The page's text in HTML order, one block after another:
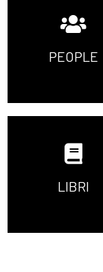
PEOPLE
LIBRI